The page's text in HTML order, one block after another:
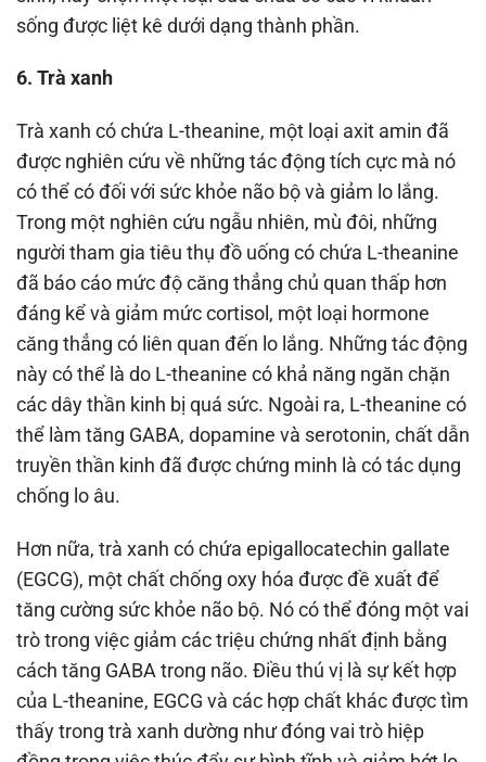
sống được liệt kê dưới dạng thành phần.
6. Trà xanh
Trà xanh có chứa L-theanine, một loại axit amin đã
được nghiên cứu về những tác động tích cực mà nó
có thể có đối với sức khỏe não bộ và giảm lo lắng.
Trong một nghiên cứu ngẫu nhiên, mù đôi, những
người tham gia tiêu thụ đồ uống có chứa L-theanine
đã báo cáo mức độ căng thẳng chủ quan thấp hơn
đáng kể và giảm mức cortisol, một loại hormone
căng thẳng có liên quan đến lo lắng. Những tác động
này có thể là do L-theanine có khả năng ngăn chặn
các dây thần kinh bị quá sức. Ngoài ra, L-theanine có
thể làm tăng GABA, dopamine và serotonin, chất dẫn
truyền thần kinh đã được chứng minh là có tác dụng
chống lo âu.
Hơn nữa, trà xanh có chứa epigallocatechin gallate
(EGCG), một chất chống oxy hóa được đề xuất để
tăng cường sức khỏe não bộ. Nó có thể đóng một vai
trò trong việc giảm các triệu chứng nhất định bằng
cách tăng GABA trong não. Điều thú vị là sự kết hợp
của L-theanine, EGCG và các hợp chất khác được tìm
thấy trong trà xanh dường như đóng vai trò hiệp